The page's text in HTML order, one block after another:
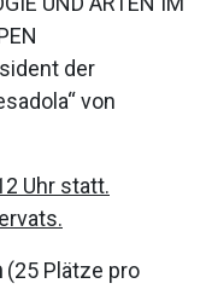
der
von
Uhr statt.
(25 Plätze pro